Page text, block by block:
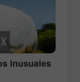
inusuales